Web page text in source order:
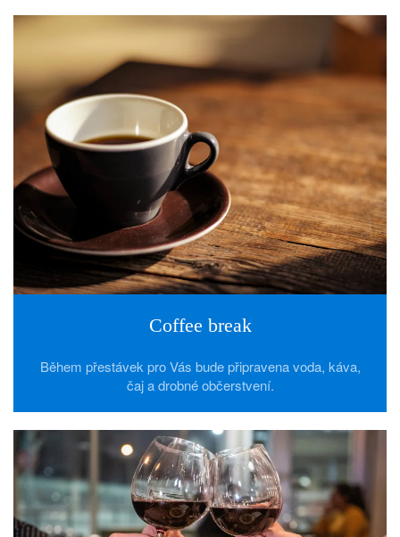
Coffee break
Během přestávek pro Vás bude připravena voda, káva,
čaj a drobné občerstvení.